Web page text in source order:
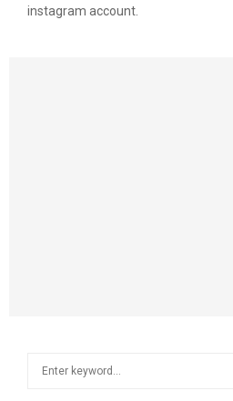
instagram account.